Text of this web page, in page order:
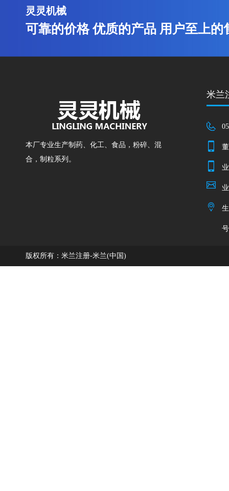
灵灵机械
可靠的价格 优质的产品 用户至上的
本厂专业生产制药、化工、食品，粉碎、混
合，制粒系列。
米兰
版权所有：米兰注册-米兰(中国)